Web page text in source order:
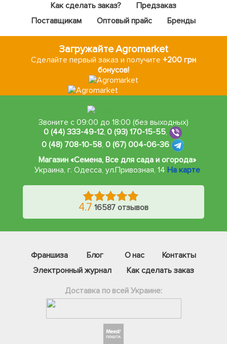
Как сделать заказ?
Предзаказ
Поставщикам
Оптовый прайс Бренды
Загружайте Agromarket
Сделайте первый заказ и получите +200 грн
бонусов!
Звоните с 09:00 до 18:00 (без выходных)
0 (44) 333-49-12,0 (93) 170-15-55,
0 (48) 708-10-58, 0 (67) 004-06-36
Магазин «Семена, Все для сада и огорода»
Украина, г. Одесса, ул.Привозная, 14 На карте
4.7 16587 отзывов
Франшиза Блог О нас
Контакты
Электронный журнал
Как сделать заказ
Доставка по всей Украине: